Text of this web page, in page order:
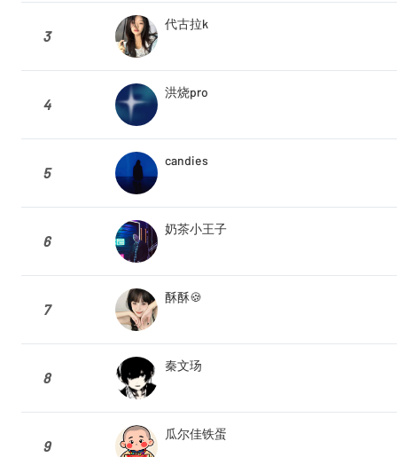
3
代古拉k
4
洪烧pro
5
candies
6
奶茶小王子
7
酥酥🍪
8
秦文玚
9
瓜尔佳铁蛋